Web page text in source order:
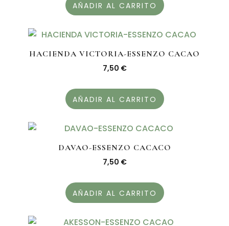
AÑADIR AL CARRITO
HACIENDA VICTORIA-ESSENZO CACAO
7,50 €
AÑADIR AL CARRITO
DAVAO-ESSENZO CACACO
7,50 €
AÑADIR AL CARRITO